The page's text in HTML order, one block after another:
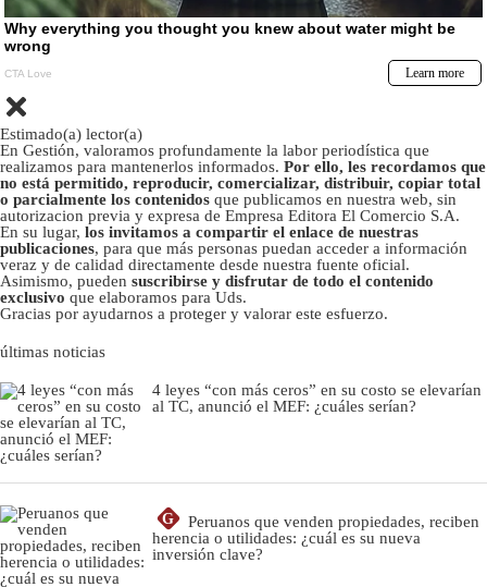
Estimado(a) lector(a)
En Gestión, valoramos profundamente la labor periodística que
realizamos para mantenerlos informados. Por ello, les recordamos que
no está permitido, reproducir, comercializar, distribuir, copiar total
o parcialmente los contenidos que publicamos en nuestra web, sin
autorizacion previa y expresa de Empresa Editora El Comercio S.A.
En su lugar, los invitamos a compartir el enlace de nuestras
publicaciones, para que más personas puedan acceder a información
veraz y de calidad directamente desde nuestra fuente oficial.
Asimismo, pueden suscribirse y disfrutar de todo el contenido
exclusivo que elaboramos para Uds.
Gracias por ayudarnos a proteger y valorar este esfuerzo.
últimas noticias
4 leyes “con más ceros” en su costo se elevarían
al TC, anunció el MEF: ¿cuáles serían?
G
Peruanos que venden propiedades, reciben
herencia o utilidades: ¿cuál es su nueva
inversión clave?